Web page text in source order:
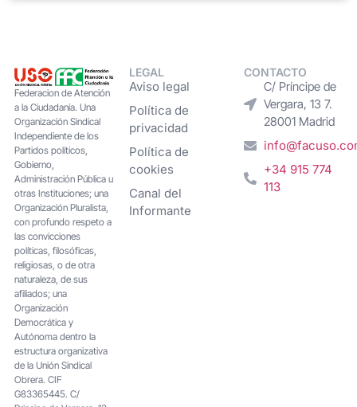
Federacion de Atención
a la Ciudadanía. Una
Organización Sindical
Independiente de los
Partidos políticos,
Gobierno,
Administración Pública u
otras Instituciones; una
Organización Pluralista,
con profundo respeto a
las convicciones
políticas, filosóficas,
religiosas, o de otra
naturaleza, de sus
afiliados; una
Organización
Democrática y
Autónoma dentro la
estructura organizativa
de la Unión Sindical
Obrera. CIF
G83365445. C/
LEGAL
Aviso legal
Política de
privacidad
Política de
cookies
Canal del
Informante
CONTACTO
C/ Príncipe de
Vergara, 13 7.
28001 Madrid
+34 915 774
113